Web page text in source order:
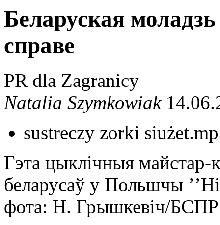
Беларуская
справе
PR dla Zagranicy
Natalia Szymkowiak
sustreczy zorki
Гэта цыклічныя майстар-
беларусаў у Польшчы
фота: Н. Грышкевіч/БСПР